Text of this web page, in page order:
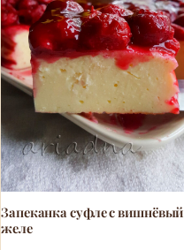
Запеканка суфле с вишнёвый
желе